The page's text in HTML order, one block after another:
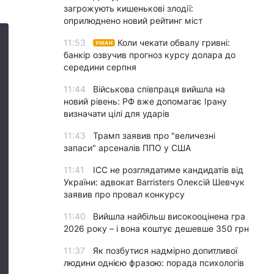
загрожують кишенькові злодії:
оприлюднено новий рейтинг міст
11:53 УНІАН
Коли чекати обвалу гривні:
банкір озвучив прогноз курсу долара до
середини серпня
11:44
Військова співпраця вийшла на
новий рівень: РФ вже допомагає Ірану
визначати цілі для ударів
11:43
Трамп заявив про "величезні
запаси" арсеналів ППО у США
11:41
ICC не розглядатиме кандидатів від
України: адвокат Barristers Олексій Шевчук
заявив про провал конкурсу
11:40
Вийшла найбільш високооцінена гра
2026 року – і вона коштує дешевше 350 грн
11:37
Як позбутися надмірно допитливої
людини однією фразою: порада психологів